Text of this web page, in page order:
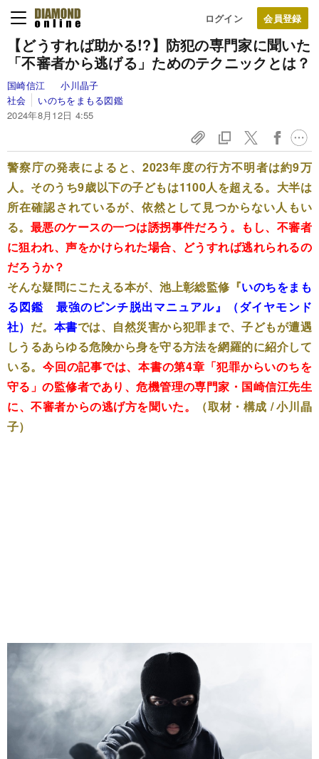
ログイン
【どうすれば助かる!?】防犯の専門家に聞いた
「不審者から逃げる」ためのテクニックとは？
国崎信江
小川晶子
社会
いのちをまもる図鑑
2024年8月12日 4:55
警察庁の発表によると、2023年度の行方不明者は約9万
人。そのうち9歳以下の子どもは1100人を超える。大半は
所在確認されているが、依然として見つからない人もい
る。 最悪のケースの一つは誘拐事件だろう。もし、不審者
に狙われ、声をかけられた場合、どうすれば逃れられるの
だろうか？
そんな疑問にこたえる本が、池上彰総監修『いのちをまも
る図鑑 最強のピンチ脱出マニュアル』（ダイヤモンド
社） だ。 本書では、自然災害から犯罪まで、子どもが遭遇
しうるあらゆる危険から身を守る方法を網羅的に紹介して
いる。今回の記事では、本書の第4章「犯罪からいのちを
守る」の監修者であり、危機管理の専門家・国崎信江先生
に、不審者からの逃げ方を聞いた。
（取材・構成 / 小川晶
子）